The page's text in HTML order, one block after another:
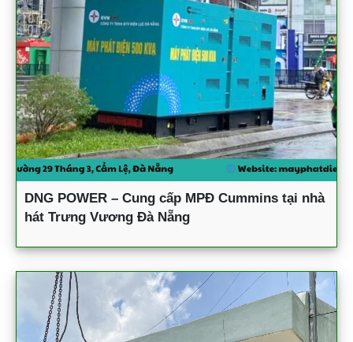
DNG POWER – Cung cấp MPĐ Cummins tại nhà
hát Trưng Vương Đà Nẵng